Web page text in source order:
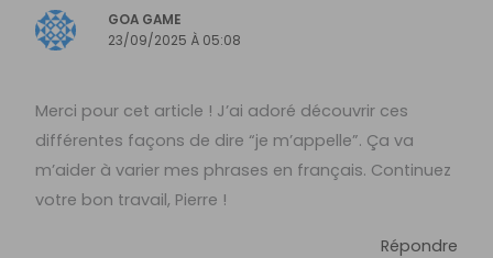
GOA GAME
23/09/2025 À 05:08
Merci pour cet article ! J’ai adoré découvrir ces
différentes façons de dire “je m’appelle”. Ça va
m’aider à varier mes phrases en français. Continuez
votre bon travail, Pierre !
Répondre